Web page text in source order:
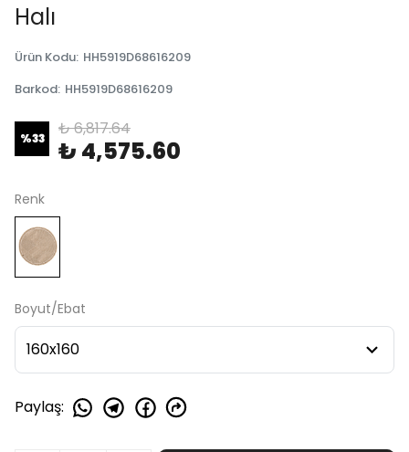
Halı
Ürün Kodu: HH5919D68616209
Barkod: HH5919D68616209
%33 ₺ 6,817.64
₺ 4,575.60
Renk
Boyut/Ebat
Paylaş: